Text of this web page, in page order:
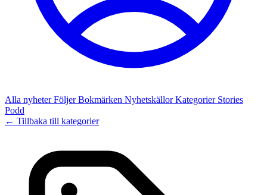
Alla nyheterFöljerBokmärken NyhetskällorKategorier Stories
Podd
← Tillbaka till kategorier